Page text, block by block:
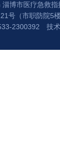
淄博市医疗急救指
号（市职防院5
2300392
技